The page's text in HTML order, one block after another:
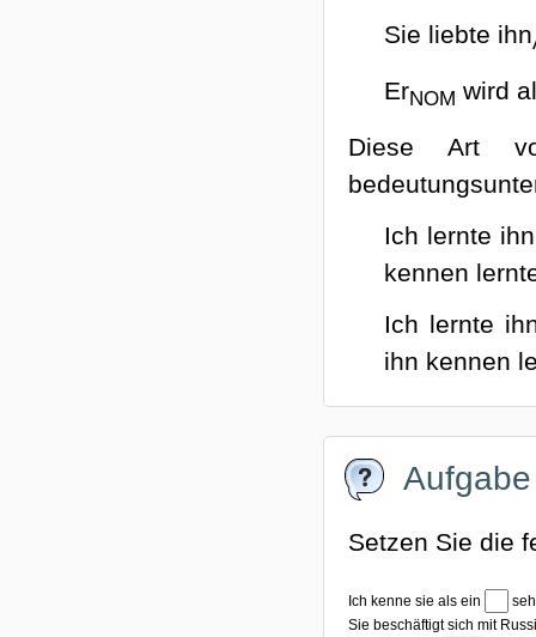
Sie liebte ihn
ErNOM wird
Diese Art
Ich lernte
kennen
Ich lernte
ihn kennen
Setzen Sie die
Ich kenne sie als ein
Sie beschäftigt sich mit